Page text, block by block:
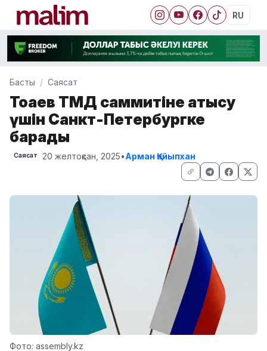
RU
Басты Саясат
Тоқаев ТМД саммитіне қатысу
үшін Санкт-Петербургке
барады
Саясат 20 желтоқсан, 2025•Арман Қайыпхан
Фото: assembly.kz